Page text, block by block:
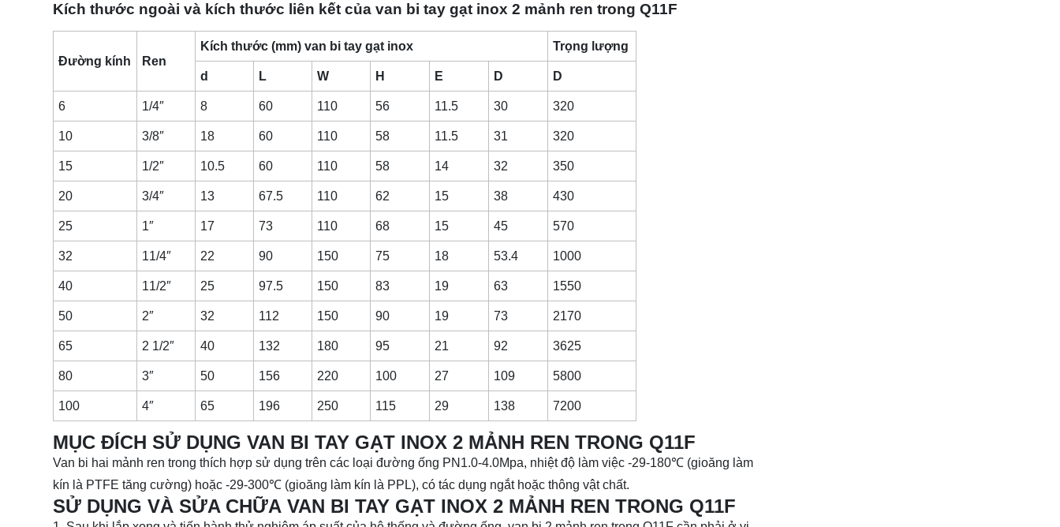
Kích thước ngoài và kích thước liên kết của van bi tay gạt inox 2 mảnh ren trong Q11F
Đường kính Ren
Kích thước (mm) van bi tay gạt inox Trọng lượng
d L W H E D D
6 1/4″ 8 60 110 56 11.5 30 320
10 3/8″ 18 60 110 58 11.5 31 320
15 1/2″ 10.5 60 110 58 14 32 350
20 3/4″ 13 67.5 110 62 15 38 430
25 1″ 17 73 110 68 15 45 570
32 11/4″ 22 90 150 75 18 53.4 1000
40 11/2″ 25 97.5 150 83 19 63 1550
50 2″ 32 112 150 90 19 73 2170
65 2 1/2″ 40 132 180 95 21 92 3625
80 3″ 50 156 220 100 27 109 5800
100 4″ 65 196 250 115 29 138 7200
MỤC ĐÍCH SỬ DỤNG VAN BI TAY GẠT INOX 2 MẢNH REN TRONG Q11F
Van bi hai mảnh ren trong thích hợp sử dụng trên các loại đường ống PN1.0-4.0Mpa, nhiệt độ làm việc -29-180℃ (gioăng làm
kín là PTFE tăng cường) hoặc -29-300℃ (gioăng làm kín là PPL), có tác dụng ngắt hoặc thông vật chất.
SỬ DỤNG VÀ SỬA CHỮA VAN BI TAY GẠT INOX 2 MẢNH REN TRONG Q11F